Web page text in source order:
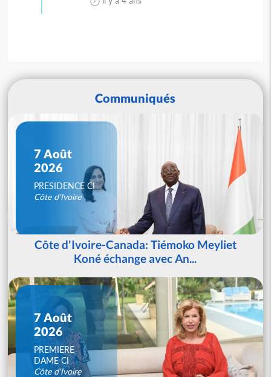
Communiqués
7 Août
2026
PRESIDENCE CI
Côte d'Ivoire
Côte d'Ivoire-Canada: Tiémoko Meyliet
Koné échange avec An...
7 Août
2026
PREMIERE
DAME CI
Côte d'Ivoire